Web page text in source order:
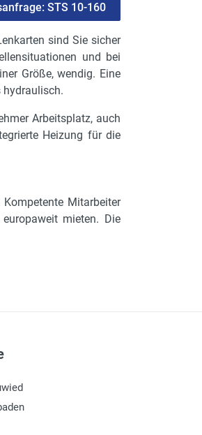
STS 10-160
sind Sie sicher
und bei
Größe, wendig. Eine
hydraulisch.
Arbeitsplatz, auch
Heizung für die
Mitarbeiter
mieten. Die